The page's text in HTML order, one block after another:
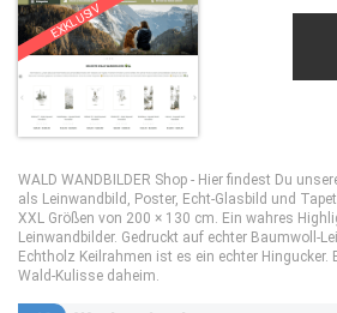
EXKLUSIV
WALD WANDBILDER Shop - Hier findest Du
als Leinwandbild, Poster, Echt-Glasbild und
XXL Größen von 200 × 130 cm. Ein wahres
Leinwandbilder. Gedruckt auf echter Baumwoll-
Echtholz Keilrahmen ist es ein echter Hingucker.
Wald-Kulisse daheim.